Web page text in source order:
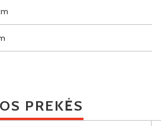
PREKĖS